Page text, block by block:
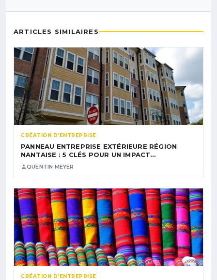
ARTICLES SIMILAIRES
CRÉATION D’ENTREPRISE
PANNEAU ENTREPRISE EXTÉRIEURE RÉGION
NANTAISE : 5 CLÉS POUR UN IMPACT…
QUENTIN MEYER
CRÉATION D’ENTREPRISE